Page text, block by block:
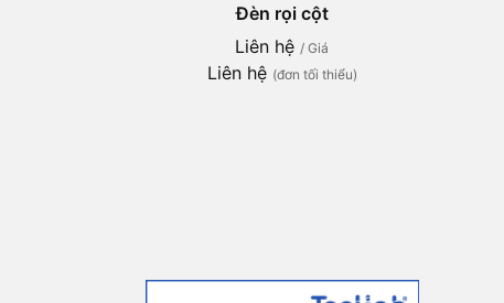
Đèn rọi cột
Liên hệ / Giá
Liên hệ (đơn tối thiểu)